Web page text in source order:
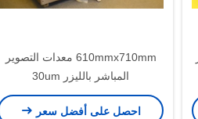
610mmx710mm معدات التصوير
المباشر بالليزر 30um
احصل على أفضل سعر